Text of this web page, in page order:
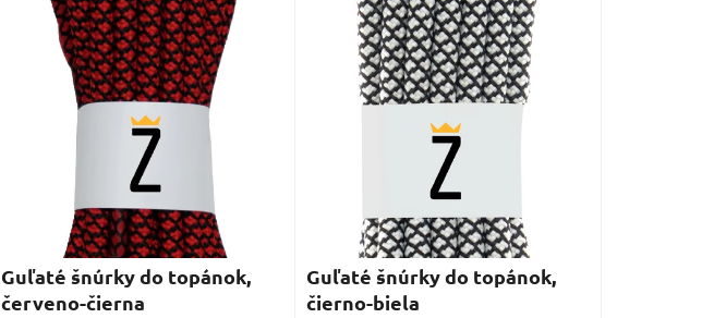
Guľaté šnúrky do topánok,
červeno-čierna
Guľaté šnúrky do topánok,
čierno-biela